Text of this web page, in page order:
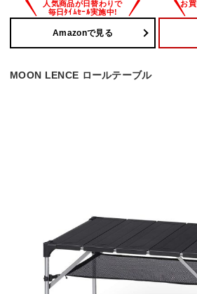
Amazonで見る
MOON LENCE ロールテーブル